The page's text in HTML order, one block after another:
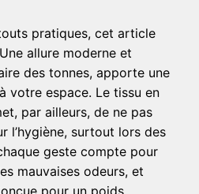
pratiques, cet article
allure moderne et
des tonnes, apporte une
votre espace. Le tissu en
par ailleurs, de ne pas
l’hygiène, surtout lors des
geste compte pour
mauvaises odeurs, et